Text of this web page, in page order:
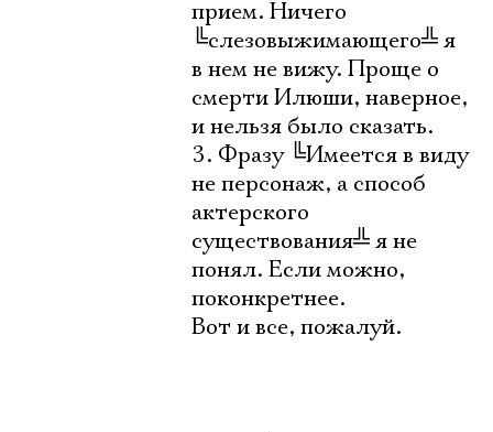
прием. Ничего
╚слезовыжимающего╩я
в нем не вижу. Проще о
смерти Илюши, наверное,
и нельзя было сказать.
3. Фразу ╚Имеется в виду
не персонаж, а способ
актерского
существования╩я не
понял. Если можно,
поконкретнее.
Вот и все, пожалуй.